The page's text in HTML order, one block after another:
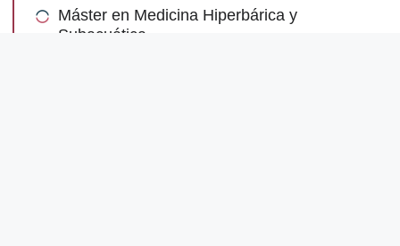
Máster en Medicina Hiperbárica y
Subacuática